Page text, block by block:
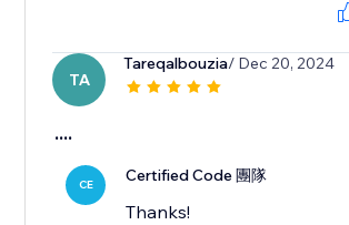
TA
Tareqalbouzia/ Dec 20, 2024
....
CE Certified Code 團隊
Thanks!